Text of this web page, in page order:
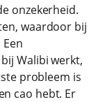
onzekerheid.
waardoor bij
Walibi werkt,
probleem is
cao hebt. Er